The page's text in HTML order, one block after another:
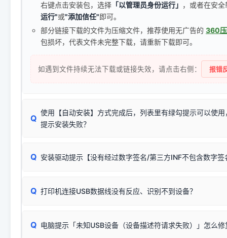
右键点击安装包，选择 「以管理员身份运行」 ，或者在安
运行"或"添加信任"即可。
部分链接下载的文件为压缩文件，推荐使用无广告的 360
包损坏，代表文件未完整下载，请重新下载即可。
如遇到文件持续无法下载或链接失效，请点击右侧： 报错
Q
使用【自动安装】方式完成后，列表里有绿勾提示可以使
提示安装失败？
由于本站驱动包集成了32位和64位驱动，自动安装程序在运
✔ 可以使用了
：代表与您当
（被自动跳过），并不影响正
Q 安装驱动提示【没有经过数字签名/第三方INF不包含数字
往往会弹出此类提示。
系统（如 Win10/Win11 最新版）已彻底不再识别老旧驱
致安装失败。请尝试以下方案：
Q 打印机连接USB数据线没有反应、识别不到设备？
首先确认打印机电源已开启，USB数据线两端已完全插紧；
Q 电脑提示「未知USB设备（设备描述符请求失败）」怎么修